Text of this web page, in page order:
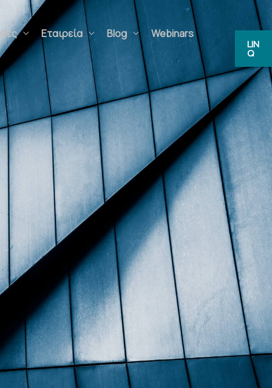
Εταιρεία Blog Webinars FAQs
LIN
Q